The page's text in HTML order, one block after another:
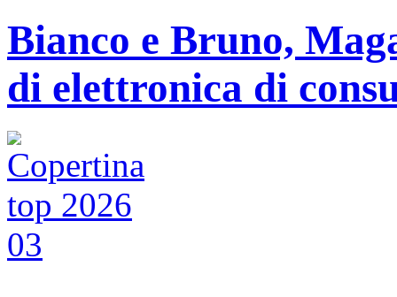
Bianco e Bruno,
di elettronica di